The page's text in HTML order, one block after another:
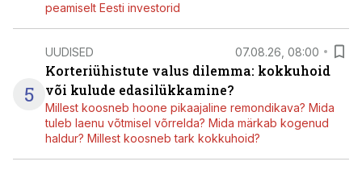
peamiselt Eesti investorid
5
UUDISED 07.08.26, 08:00
Korteriühistute valus dilemma: kokkuhoid
või kulude edasilükkamine?
Millest koosneb hoone pikaajaline remondikava? Mida
tuleb laenu võtmisel võrrelda? Mida märkab kogenud
haldur? Millest koosneb tark kokkuhoid?